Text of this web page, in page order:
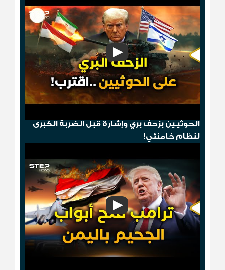
الحوثيـين بزحف بري وإشارة قبل الضربة الكبرى
لنظام خامنئي!